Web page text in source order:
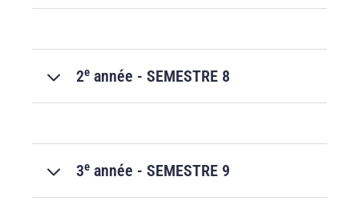
2e année - SEMESTRE 8
3e année - SEMESTRE 9